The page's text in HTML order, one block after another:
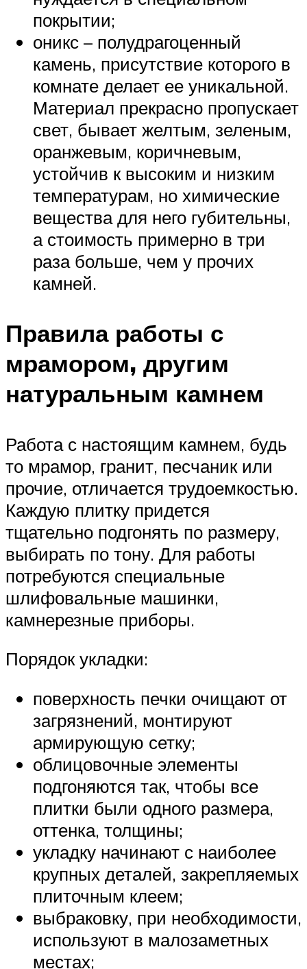
покрытии;
оникс – полудрагоценный
камень, присутствие которого в
комнате делает ее уникальной.
Материал прекрасно пропускает
свет, бывает желтым, зеленым,
оранжевым, коричневым,
устойчив к высоким и низким
температурам, но химические
вещества для него губительны,
а стоимость примерно в три
раза больше, чем у прочих
камней.
Правила работы с
мрамором, другим
натуральным камнем
Работа с настоящим камнем, будь
то мрамор, гранит, песчаник или
прочие, отличается трудоемкостью.
Каждую плитку придется
тщательно подгонять по размеру,
выбирать по тону. Для работы
потребуются специальные
шлифовальные машинки,
камнерезные приборы.
Порядок укладки:
поверхность печки очищают от
загрязнений, монтируют
армирующую сетку;
облицовочные элементы
подгоняются так, чтобы все
плитки были одного размера,
оттенка, толщины;
укладку начинают с наиболее
крупных деталей, закрепляемых
плиточным клеем;
выбраковку, при необходимости,
используют в малозаметных
местах;